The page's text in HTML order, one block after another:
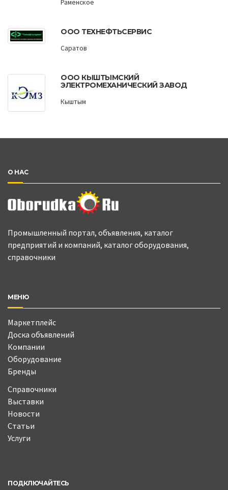
Раменское
ООО ТЕХНЕФТЬСЕРВИС
Саратов
ООО КЫШТЫМСКИЙ
ЭЛЕКТРОМЕХАНИЧЕСКИЙ ЗАВОД
Кыштым
О НАС
Промышленный портал, объявления, каталог
предприятий и компаний, каталог оборудования,
справочники
МЕНЮ
Маркетплейс
Доска объявлений
Компании
Оборудование
Бренды
Справочники
Выставки
Новости
Статьи
Услуги
ПОДКЛЮЧАЙТЕСЬ